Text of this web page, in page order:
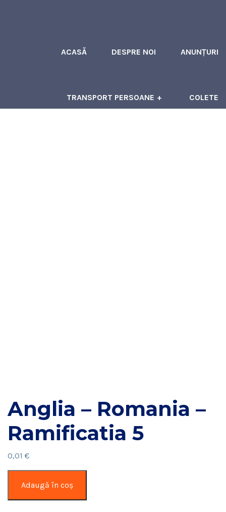
ACASĂ DESPRE NOI ANUNȚURI
TRANSPORT PERSOANE COLETE
Anglia – Romania –
Ramificatia 5
0,01 €
Anglia
–
Adaugă în coș